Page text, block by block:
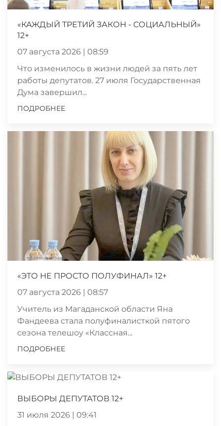
«КАЖДЫЙ ТРЕТИЙ ЗАКОН - СОЦИАЛЬНЫЙ»
12+
07 августа 2026 | 08:59
Что изменилось в жизни людей за пять лет
работы депутатов. 27 июля Государственная
Дума завершил...
ПОДРОБНЕЕ
«ЭТО НЕ ПРОСТО ПОЛУФИНАЛ» 12+
07 августа 2026 | 08:57
Учитель из Магаданской области Яна
Фандеева стала полуфиналисткой пятого
сезона телешоу «Классная...
ПОДРОБНЕЕ
ВЫБОРЫ ДЕПУТАТОВ 12+
31 июля 2026 | 09:41